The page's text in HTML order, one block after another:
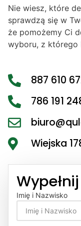
Nie wiesz, które
sprawdzą się w
że pomożemy Ci
wyboru, z którego
887 610
786 191
Wiejska
Imię i Nazwisko